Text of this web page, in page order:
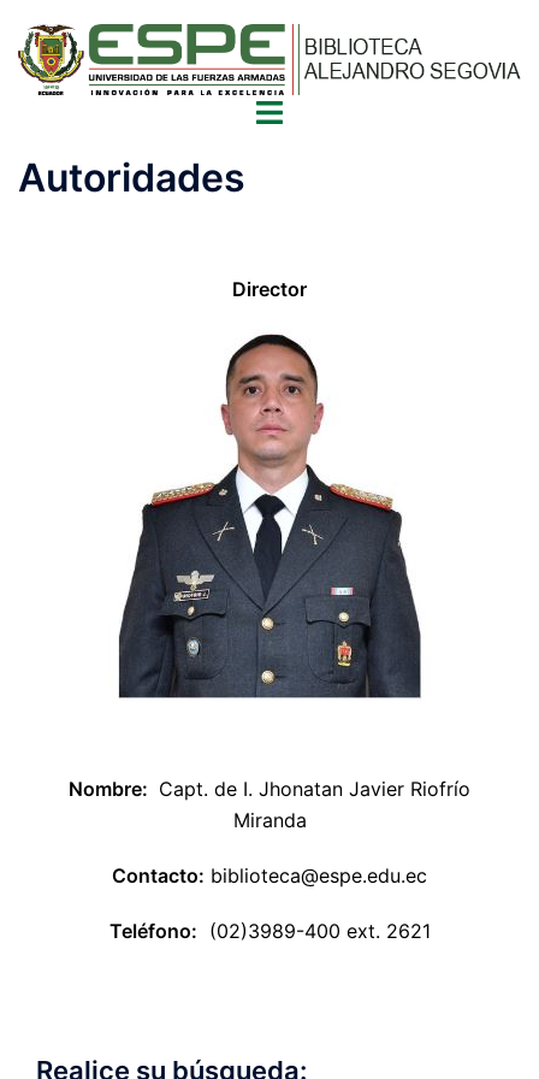
Autoridades
Director
Nombre: Capt. de I. Jhonatan Javier Riofrío
Miranda
Contacto: biblioteca@espe.edu.ec
Teléfono: (02)3989-400 ext. 2621
Realice su búsqueda: